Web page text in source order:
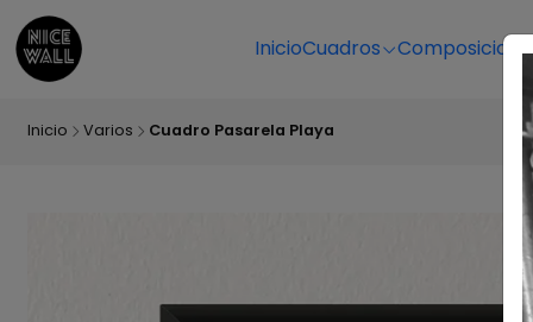
InicioCuadros
Inicio Varios Cuadro Pasarela Playa